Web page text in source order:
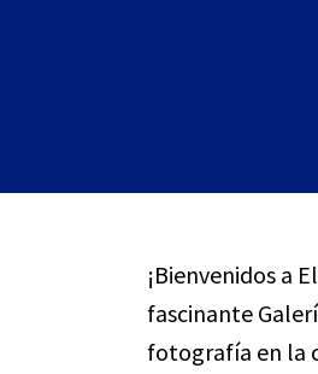
¡Bienvenidos a
fascinante
fotografía en la